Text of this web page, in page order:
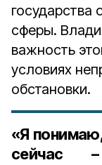
государства
сферы.
важность
условиях
обстановки.
«Я
сейчас